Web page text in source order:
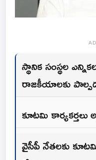
స్థానిక సంస్థల
రాజకీయాలకు
కూటమి కార్యకర్తలు
వైసీపీ నేతలకు